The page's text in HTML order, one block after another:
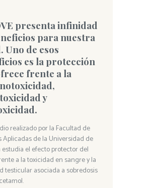
presenta infinidad
para nuestra
Uno de esos
es la protección
frente a la
y
realizado por la Facultad de
Aplicadas de la Universidad de
el efecto protector del
a la toxicidad en sangre y la
testicular asociada a sobredosis